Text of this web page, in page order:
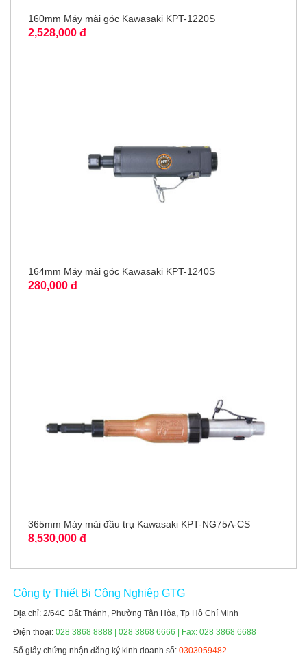
160mm Máy mài góc Kawasaki KPT-1220S
2,528,000 đ
164mm Máy mài góc Kawasaki KPT-1240S
280,000 đ
365mm Máy mài đầu trụ Kawasaki KPT-NG75A-CS
8,530,000 đ
Công ty Thiết Bị Công Nghiệp GTG
Địa chỉ: 2/64C Đất Thánh, Phường Tân Hòa, Tp Hồ Chí Minh
Điện thoại:028 3868 8888 | 028 3868 6666 | Fax: 028 3868 6688
Số giấy chứng nhận đăng ký kinh doanh số:0303059482